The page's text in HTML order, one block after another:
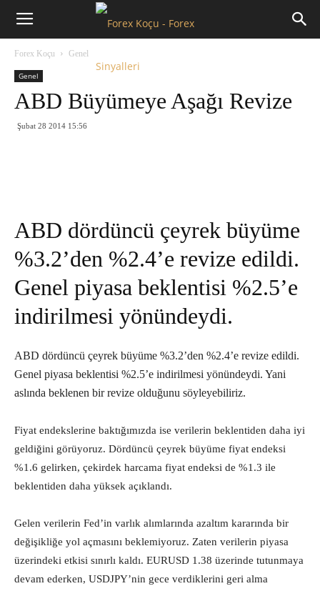
Forex
Forex Koçu Genel
Genel
ABD Büyümeye Aşağı Revize
Şubat 28 2014 15:56
ABD dördüncü çeyrek büyüme
%3.2’den %2.4’e revize edildi.
Genel piyasa beklentisi %2.5’e
indirilmesi yönündeydi.
ABD dördüncü çeyrek büyüme %3.2’den %2.4’e revize edildi.
Genel piyasa beklentisi %2.5’e indirilmesi yönündeydi. Yani
aslında beklenen bir revize olduğunu söyleyebiliriz.
Fiyat endekslerine baktığımızda ise verilerin beklentiden daha iyi
geldiğini görüyoruz. Dördüncü çeyrek büyüme fiyat endeksi
%1.6 gelirken, çekirdek harcama fiyat endeksi de %1.3 ile
beklentiden daha yüksek açıklandı.
Gelen verilerin Fed’in varlık alımlarında azaltım kararında bir
değişikliğe yol açmasını beklemiyoruz. Zaten verilerin piyasa
üzerindeki etkisi sınırlı kaldı. EURUSD 1.38 üzerinde tutunmaya
devam ederken, USDJPY’nin gece verdiklerini geri alma